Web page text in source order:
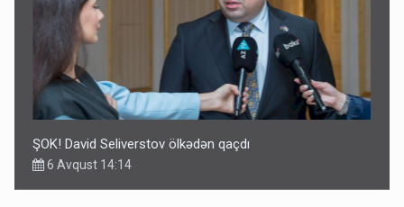
ŞOK! David Seliverstov ölkədən qaçdı
6 Avqust 14:14